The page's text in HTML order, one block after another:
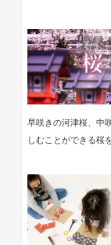
早咲きの河津桜、 中
しむことができる桜